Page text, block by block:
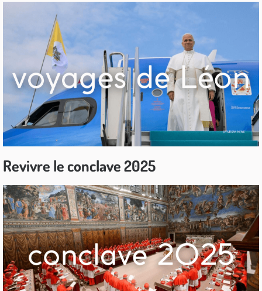
Revivre le conclave 2025